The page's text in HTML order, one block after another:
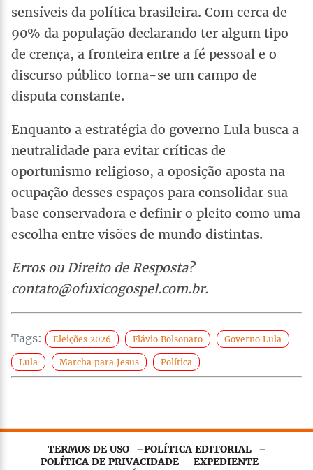
sensíveis da política brasileira. Com cerca de
90% da população declarando ter algum tipo
de crença, a fronteira entre a fé pessoal e o
discurso público torna-se um campo de
disputa constante.
Enquanto a estratégia do governo Lula busca a
neutralidade para evitar críticas de
oportunismo religioso, a oposição aposta na
ocupação desses espaços para consolidar sua
base conservadora e definir o pleito como uma
escolha entre visões de mundo distintas.
Erros ou Direito de Resposta?
contato@ofuxicogospel.com.br.
Tags: Eleições 2026 Flávio Bolsonaro Governo Lula
Lula Marcha para Jesus Política
TERMOS DE USO
POLÍTICA EDITORIAL
POLÍTICA DE PRIVACIDADE
EXPEDIENTE
Este site utilizacookies essenciaispara garantir o